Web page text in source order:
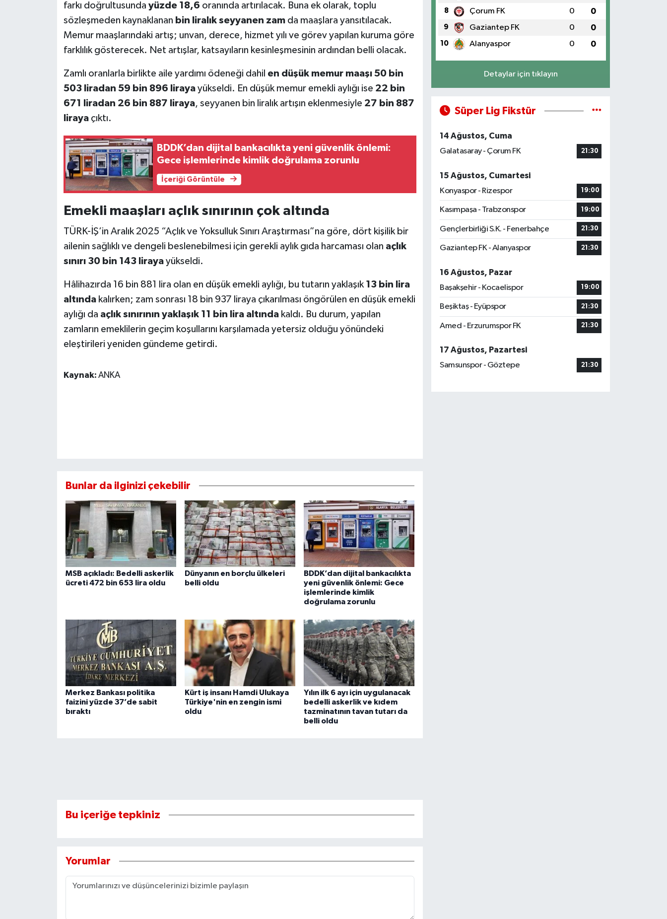
farkı doğrultusunda yüzde 18,6 oranında artırılacak. Buna ek olarak, toplu
sözleşmeden kaynaklanan bin liralık seyyanen zamda maaşlara yansıtılacak.
Memur maaşlarındaki artış; unvan, derece, hizmet yılı ve görev yapılan kuruma göre
farklılık gösterecek. Net artışlar, katsayıların kesinleşmesinin ardından belli olacak.
Zamlı oranlarla birlikte aile yardımı ödeneği dahil en düşük memur maaşı 50 bin
503 liradan 59 bin 896 lirayayükseldi. En düşük memur emekli aylığı ise 22 bin
671 liradan 26 bin 887 liraya, seyyanen bin liralık artışın eklenmesiyle 27 bin 887
lirayaçıktı.
BDDK’dan dijital bankacılıkta yeni güvenlik önlemi:
Gece işlemlerinde kimlik doğrulama zorunlu
İçeriği Görüntüle
Emekli maaşları açlık sınırının çok altında
TÜRK-İŞ’in Aralık 2025 “Açlık ve Yoksulluk Sınırı Araştırması”na göre, dört kişilik bir
ailenin sağlıklı ve dengeli beslenebilmesi için gerekli aylık gıda harcaması olan açlık
sınırı 30 bin 143 lirayayükseldi.
Hâlihazırda 16 bin 881 lira olan en düşük emekli aylığı, bu tutarın yaklaşık 13 bin lira
altındakalırken; zam sonrası 18 bin 937 liraya çıkarılması öngörülen en düşük emekli
aylığı da açlık sınırının yaklaşık 11 bin lira altındakaldı. Bu durum, yapılan
zamların emeklilerin geçim koşullarını karşılamada yetersiz olduğu yönündeki
eleştirileri yeniden gündeme getirdi.
Kaynak: ANKA
Bunlar da ilginizi çekebilir
MSB açıkladı: Bedelli askerlik
ücreti 472 bin 653 lira oldu
Dünyanın en borçlu ülkeleri
belli oldu
BDDK’dan dijital bankacılıkta
yeni güvenlik önlemi: Gece
işlemlerinde kimlik
doğrulama zorunlu
Merkez Bankası politika
faizini yüzde 37’de sabit
bıraktı
Kürt iş insanı Hamdi Ulukaya
Türkiye'nin en zengin ismi
oldu
Yılın ilk 6 ayı için uygulanacak
bedelli askerlik ve kıdem
tazminatının tavan tutarı da
belli oldu
Bu içeriğe tepkiniz
Yorumlar
8 Çorum FK 0 0
9 Gaziantep FK 0 0
10 Alanyaspor 0 0
Detaylar için tıklayın
Süper Lig Fikstür
14 Ağustos, Cuma
Galatasaray - Çorum FK
21:30
15 Ağustos, Cumartesi
Konyaspor - Rizespor
19:00
Kasımpaşa - Trabzonspor 19:00
Gençlerbirliği S.K. - Fenerbahçe 21:30
Gaziantep FK - Alanyaspor 21:30
16 Ağustos, Pazar
Başakşehir - Kocaelispor
19:00
Beşiktaş - Eyüpspor 21:30
Amed - Erzurumspor FK 21:30
17 Ağustos, Pazartesi
Samsunspor - Göztepe
21:30